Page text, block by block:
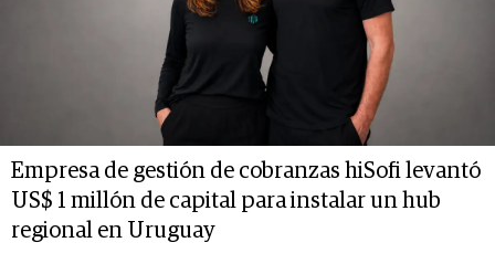
Empresa de gestión de cobranzas hiSofi levantó
US$ 1 millón de capital para instalar un hub
regional en Uruguay